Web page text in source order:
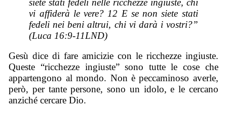
siete stati fedeli nelle ricchezze ingiuste, chi
vi affiderà le vere? 12 E se non siete stati
fedeli nei beni altrui, chi vi darà i vostri?”
(Luca 16:9-11LND)
Gesù dice di fare amicizie con le ricchezze ingiuste.
Queste “ricchezze ingiuste” sono tutte le cose che
appartengono al mondo. Non è peccaminoso averle,
però, per tante persone, sono un idolo, e le cercano
anziché cercare Dio.